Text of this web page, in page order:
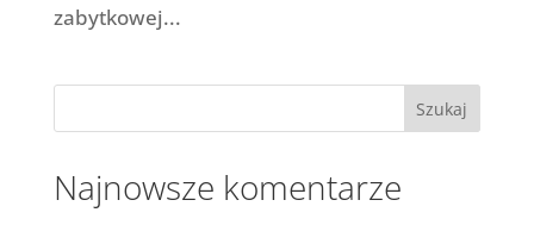
zabytkowej...
Najnowsze komentarze